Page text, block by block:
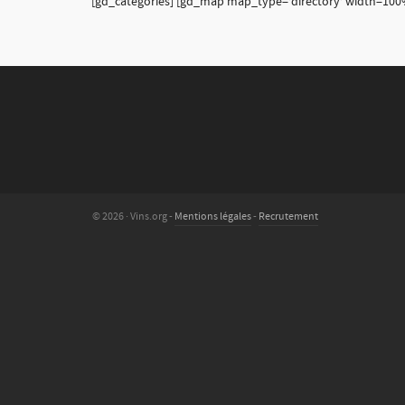
© 2026 · Vins.org - Mentions légales- Recrutement